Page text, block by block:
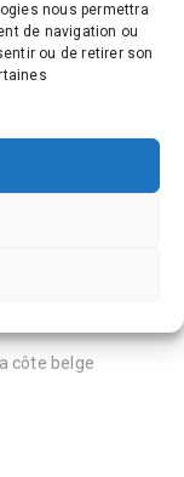
nous permettra
de navigation ou
ou de retirer son
dont
côte belge